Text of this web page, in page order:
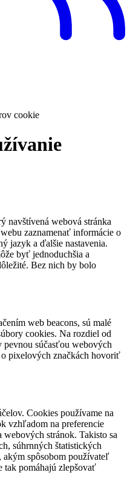
cookie
navštívená webová stránka
zaznamenať informácie o
jazyk a ďalšie nastavenia.
byť jednoduchšia a
Bez nich by bolo
web beacons, sú malé
cookies. Na rozdiel od
pevnou súčasťou webových
o pixelových značkách hovoriť
Cookies používame na
vzhľadom na preferencie
stránok. Takisto sa
súhrnných štatistických
spôsobom používateľ
tak pomáhajú zlepšovať